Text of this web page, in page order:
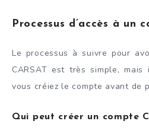
Processus d’accès à un
Le processus à suivre pour
CARSAT est très simple,
vous créiez le compte avant de
Qui peut créer un compte